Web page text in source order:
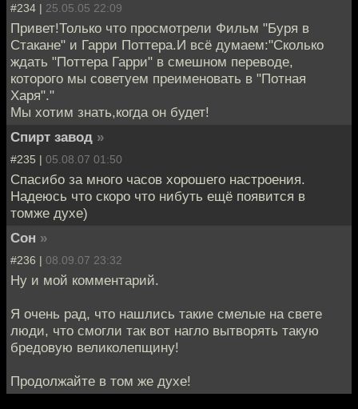
#234 | 25.05.05 22:09
Привет!Только что просмотрели Фильм "Буря в
Стакане" и Гарри Поттера.И всё думаем:"Сколько
ждать "Поттера Гарри" в смешном переводе,
которого мы советуем преименовать в "Потная
Харя"."
Мы хотим знать,когда он будет!
Спирт завод »
#235 | 05.08.07 01:50
Спасибо за много часов хорошего настроения.
Надеюсь что скоро что нибуть ещё появится в
томже духе)
Сон »
#236 | 08.09.07 23:32
Ну и мой комментарий.
Я очень рад, что нашлись такие смелые на свете
люди, что смогли так вот нагло вытворять такую
бредовую великолепщину!
Продолжайте в том же духе!